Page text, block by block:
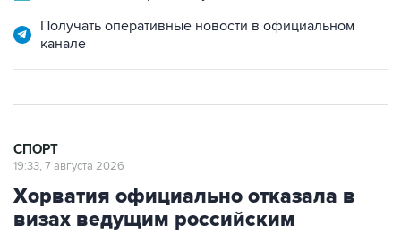
Хорватия официально отказала в
визах ведущим российским
гимнасткам для участия в ЧЕ